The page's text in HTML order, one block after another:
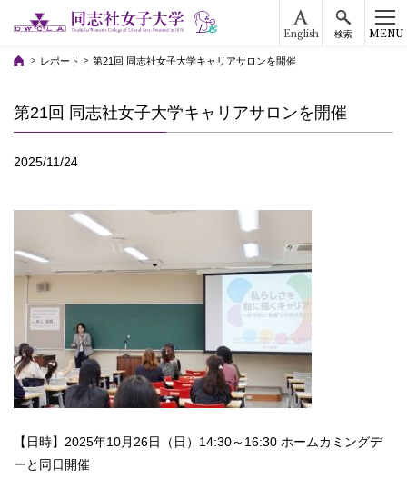
English 検索 MENU
レポート 第21回 同志社女子大学キャリアサロンを開催
第21回 同志社女子大学キャリアサロンを開催
2025/11/24
【日時】2025年10月26日（日）14:30～16:30 ホームカミングデ
ーと同日開催